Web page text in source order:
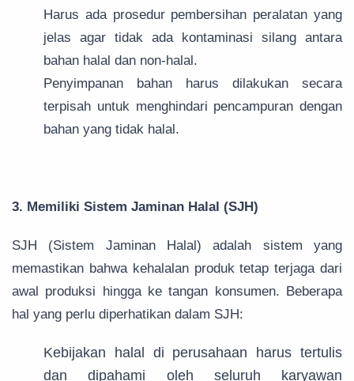
Harus ada prosedur pembersihan peralatan yang
jelas agar tidak ada kontaminasi silang antara
bahan halal dan non-halal.
Penyimpanan bahan harus dilakukan secara
terpisah untuk menghindari pencampuran dengan
bahan yang tidak halal.
3. Memiliki Sistem Jaminan Halal (SJH)
SJH (Sistem Jaminan Halal) adalah sistem yang
memastikan bahwa kehalalan produk tetap terjaga dari
awal produksi hingga ke tangan konsumen. Beberapa
hal yang perlu diperhatikan dalam SJH:
Kebijakan halal di perusahaan harus tertulis
dan dipahami oleh seluruh karyawan